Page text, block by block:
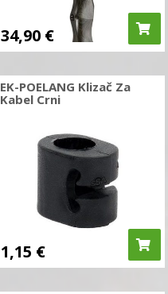
34,90 €
EK-POELANG Klizač Za
Kabel Crni
1,15 €